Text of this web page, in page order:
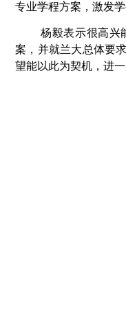
专业学程方案，激发
杨毅表示很高兴
案，并就兰大总体要
望能以此为契机，进